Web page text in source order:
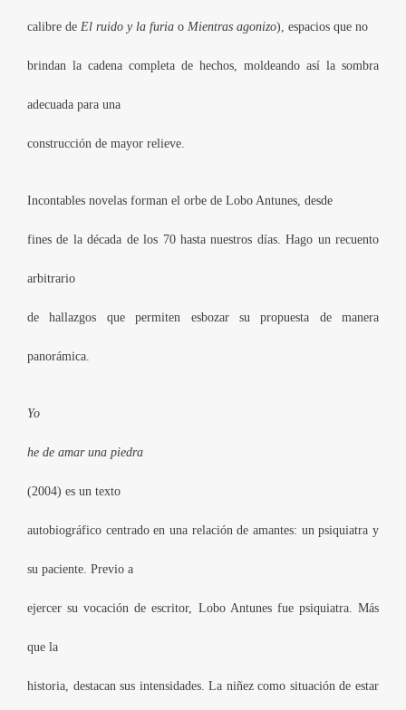
calibre de El ruido y la furia o Mientras agonizo), espacios que no
brindan la cadena completa de hechos, moldeando así la sombra
adecuada para una
construcción de mayor relieve.
Incontables novelas forman el orbe de Lobo Antunes, desde
fines de la década de los 70 hasta nuestros días. Hago un recuento
arbitrario
de hallazgos que permiten esbozar su propuesta de manera
panorámica.
Yo
he de amar una piedra
(2004) es un texto
autobiográfico centrado en una relación de amantes: un psiquiatra y
su paciente. Previo a
ejercer su vocación de escritor, Lobo Antunes fue psiquiatra. Más
que la
historia, destacan sus intensidades. La niñez como situación de estar